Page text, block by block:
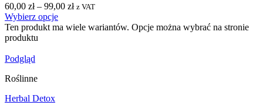
60,00 zł– 99,00 zł z VAT
Wybierz opcje
Ten produkt ma wiele wariantów. Opcje można wybrać na stronie
produktu
Podgląd
Roślinne
Herbal Detox